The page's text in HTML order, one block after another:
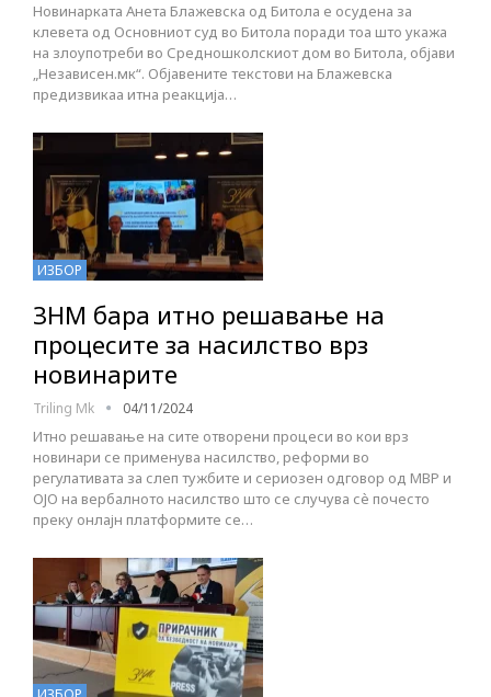
Новинарката Анета Блажевска од Битола е осудена за
клевета од Основниот суд во Битола поради тоа што укажа
на злоупотреби во Средношколскиот дом во Битола, објави
„Независен.мк“. Објавените текстови на Блажевска
предизвикаа итна реакција…
ИЗБОР
ЗНМ бара итно решавање на
процесите за насилство врз
новинарите
Triling Mk 04/11/2024
Итно решавање на сите отворени процеси во кои врз
новинари се применува насилство, реформи во
регулативата за слеп тужбите и сериозен одговор од МВР и
ОЈО на вербалното насилство што се случува сѐ почесто
преку онлајн платформите се…